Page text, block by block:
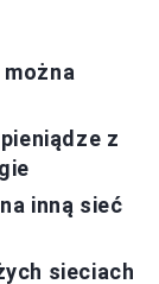
z
inną sieć
sieciach